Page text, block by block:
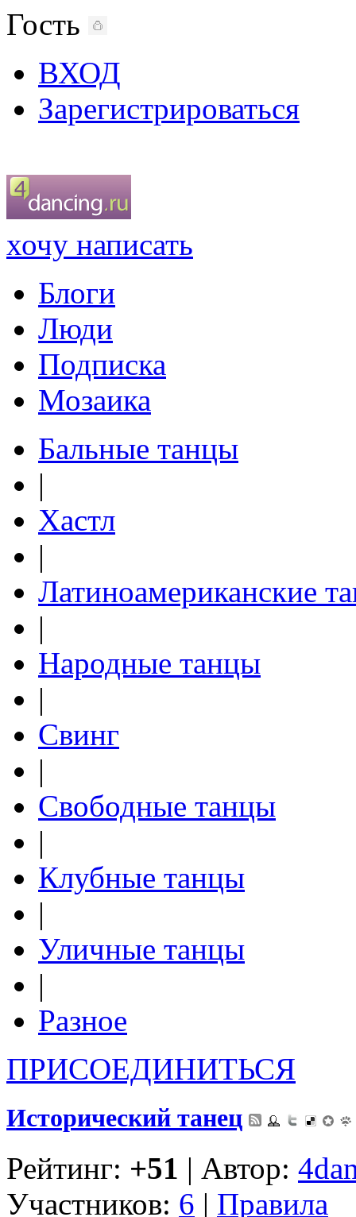
Гость
ВХОД
Зарегистрироваться
хочу написать
Блоги
Люди
Подписка
Мозаика
Бальные танцы
|
Хастл
|
Латиноамериканские
|
Народные танцы
|
Свинг
|
Свободные танцы
|
Клубные танцы
|
Уличные танцы
|
Разное
ПРИСОЕДИНИТЬСЯ
Исторический танец
Рейтинг: +51 | Автор:
Участников: 6 | Правила